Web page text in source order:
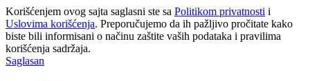
Korišćenjem ovog sajta saglasni ste sa Politikom privatnosti i
Uslovima korišćenja. Preporučujemo da ih pažljivo pročitate kako
biste bili informisani o načinu zaštite vaših podataka i pravilima
korišćenja sadržaja.
Saglasan